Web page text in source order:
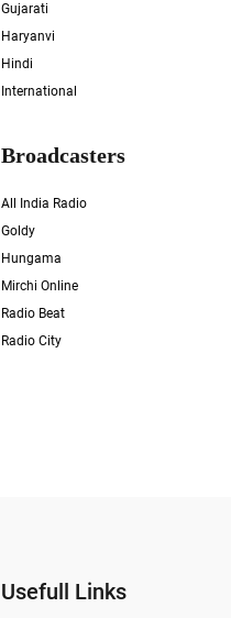
Gujarati
Haryanvi
Hindi
International
Broadcasters
All India Radio
Goldy
Hungama
Mirchi Online
Radio Beat
Radio City
Usefull Links